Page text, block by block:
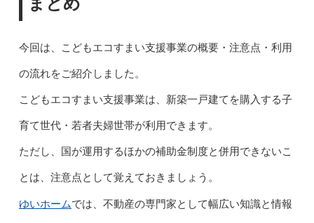
今回は、こどもエコすまい支援事業の概要・注意点・利用
の流れをご紹介しました。
こどもエコすまい支援事業は、新築一戸建てを購入する子
育て世代・若者夫婦世帯が利用できます。
ただし、国が運用するほかの補助金制度と併用できないこ
とは、注意点として覚えておきましょう。
ゆいホームでは、不動産の専門家として幅広い知識と情報